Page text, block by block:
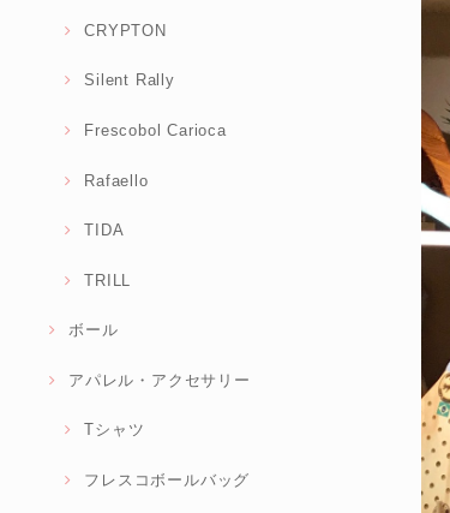
CRYPTON
Silent Rally
Frescobol Carioca
Rafaello
TIDA
TRILL
ボール
アパレル・アクセサリー
Tシャツ
フレスコボールバッグ